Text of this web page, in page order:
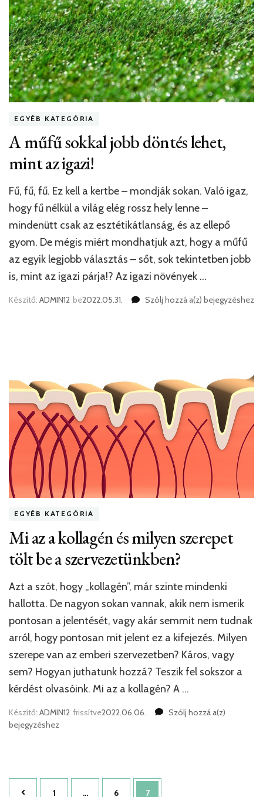
EGYÉB KATEGÓRIA
A műfű sokkal jobb döntés lehet,
mint az igazi!
Fű, fű, fű. Ez kell a kertbe – mondják sokan. Való igaz,
hogy fű nélkül a világ elég rossz hely lenne –
mindenütt csak az esztétikátlanság, és az ellepő
gyom. De mégis miért mondhatjuk azt, hogy a műfű
az egyik legjobb választás – sőt, sok tekintetben jobb
is, mint az igazi párja!? Az igazi növények …
Készítő: ADMIN12 be2022.05.31. Szólj hozzá a(z) A
az
igazi!
bejegyzéshez
EGYÉB KATEGÓRIA
Mi az a kollagén és milyen szerepet
tölt be a szervezetünkben?
Azt a szót, hogy „kollagén”, már szinte mindenki
hallotta. De nagyon sokan vannak, akik nem ismerik
pontosan a jelentését, vagy akár semmit nem tudnak
arról, hogy pontosan mit jelent ez a kifejezés. Milyen
szerepe van az emberi szervezetben? Káros, vagy
sem? Hogyan juthatunk hozzá? Teszik fel sokszor a
kérdést olvasóink. Mi az a kollagén? A …
Készítő: ADMIN12 frissítve2022.06.06. Szólj hozzá a(z)
bejegyzéshez
Bejegyzés
Oldal
1 … Oldal
6 Oldal
7